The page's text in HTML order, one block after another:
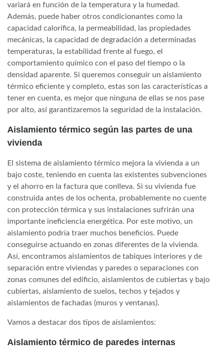
variará en función de la temperatura y la humedad.
Además, puede haber otros condicionantes como la
capacidad calorífica, la permeabilidad, las propiedades
mecánicas, la capacidad de degradación a determinadas
temperaturas, la estabilidad frente al fuego, el
comportamiento químico con el paso del tiempo o la
densidad aparente. Si queremos conseguir un aislamiento
térmico eficiente y completo, estas son las características a
tener en cuenta, es mejor que ninguna de ellas se nos pase
por alto, así garantizaremos la seguridad de la instalación.
Aislamiento térmico según las partes de una
vivienda
El sistema de aislamiento térmico mejora la vivienda a un
bajo coste, teniendo en cuenta las existentes subvenciones
y el ahorro en la factura que conlleva. Si su vivienda fue
construida antes de los ochenta, probablemente no cuente
con protección térmica y sus instalaciones sufrirán una
importante ineficiencia energética. Por este motivo, un
aislamiento podría traer muchos beneficios. Puede
conseguirse actuando en zonas diferentes de la vivienda.
Así, encontramos aislamientos de tabiques interiores y de
separación entre viviendas y paredes o separaciones con
zonas comunes del edificio, aislamientos de cubiertas y bajo
cubiertas, aislamiento de suelos, techos y tejados y
aislamientos de fachadas (muros y ventanas).
Vamos a destacar dos tipos de aislamientos:
Aislamiento térmico de paredes internas